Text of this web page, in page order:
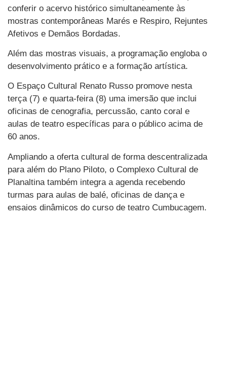
conferir o acervo histórico simultaneamente às
mostras contemporâneas Marés e Respiro, Rejuntes
Afetivos e Demãos Bordadas.
Além das mostras visuais, a programação engloba o
desenvolvimento prático e a formação artística.
O Espaço Cultural Renato Russo promove nesta
terça (7) e quarta-feira (8) uma imersão que inclui
oficinas de cenografia, percussão, canto coral e
aulas de teatro específicas para o público acima de
60 anos.
Ampliando a oferta cultural de forma descentralizada
para além do Plano Piloto, o Complexo Cultural de
Planaltina também integra a agenda recebendo
turmas para aulas de balé, oficinas de dança e
ensaios dinâmicos do curso de teatro Cumbucagem.